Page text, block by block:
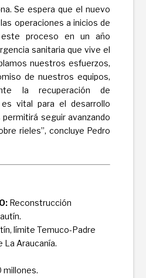
Se espera que el nuevo
operaciones a inicios de
este proceso en un año
sanitaria que vive el
nuestros esfuerzos,
de nuestros equipos,
la recuperación de
vital para el desarrollo
seguir avanzando
rieles”, concluye Pedro
Reconstrucción
límite Temuco-Padre
La Araucanía.